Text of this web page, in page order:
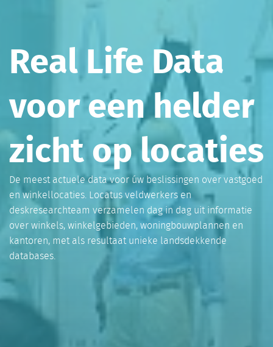
Real Life Data
voor een helder
zicht op locaties
De meest actuele data voor úw beslissingen over vastgoed
en winkellocaties. Locatus veldwerkers en
deskresearchteam verzamelen dag in dag uit informatie
over winkels, winkelgebieden, woningbouwplannen en
kantoren, met als resultaat unieke landsdekkende
databases.